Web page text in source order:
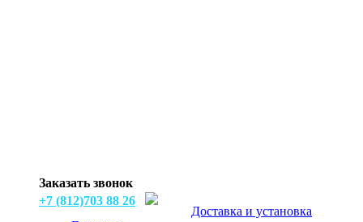
Заказать звонок
+7 (812)703 88 26
Доставка и установка